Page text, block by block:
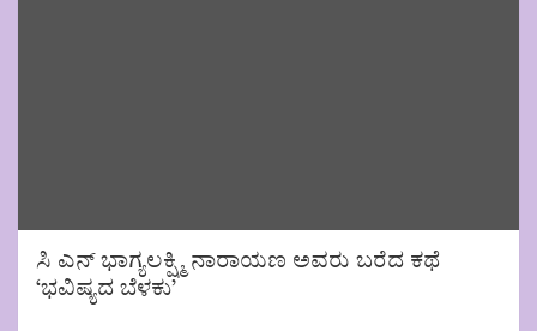
ಸಿ ಎನ್ ಭಾಗ್ಯಲಕ್ಷ್ಮಿ ನಾರಾಯಣ ಅವರು ಬರೆದ ಕಥೆ
‘ಭವಿಷ್ಯದ ಬೆಳಕು’